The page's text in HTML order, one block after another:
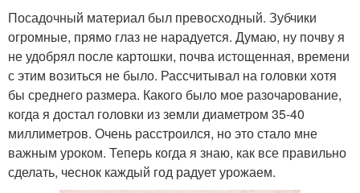
Посадочный материал был превосходный. Зубчики
огромные, прямо глаз не нарадуется. Думаю, ну почву я
не удобрял после картошки, почва истощенная, времени
с этим возиться не было. Рассчитывал на головки хотя
бы среднего размера. Какого было мое разочарование,
когда я достал головки из земли диаметром 35-40
миллиметров. Очень расстроился, но это стало мне
важным уроком. Теперь когда я знаю, как все правильно
сделать, чеснок каждый год радует урожаем.